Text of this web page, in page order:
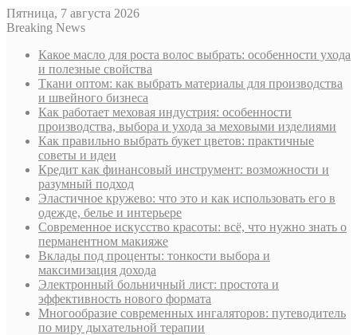
Пятница, 7 августа 2026
Breaking News
Какое масло для роста волос выбрать: особенности ухода
и полезные свойства
Ткани оптом: как выбрать материалы для производства
и швейного бизнеса
Как работает меховая индустрия: особенности
производства, выбора и ухода за меховыми изделиями
Как правильно выбрать букет цветов: практичные
советы и идеи
Кредит как финансовый инструмент: возможности и
разумный подход
Эластичное кружево: что это и как использовать его в
одежде, белье и интерьере
Современное искусство красоты: всё, что нужно знать о
перманентном макияже
Вклады под проценты: тонкости выбора и
максимизация дохода
Электронный больничный лист: простота и
эффективность нового формата
Многообразие современных ингаляторов: путеводитель
по миру дыхательной терапии